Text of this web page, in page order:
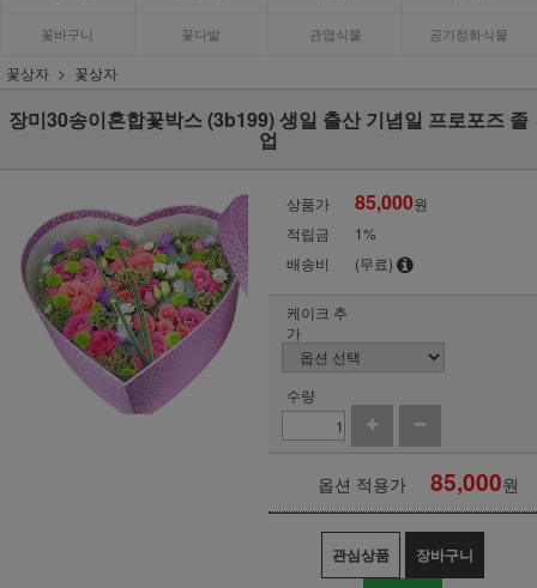
꽃바구니 꽃다발 관엽식물 공기정화식물
꽃상자 꽃상자
장미30송이혼합꽃박스 (3b199) 생일 출산 기념일 프로포즈 졸
업
상품가 85,000원
적립금
1%
배송비
(무료)
케이크 추
가
수량
옵션 적용가 85,000원
관심상품 장바구니